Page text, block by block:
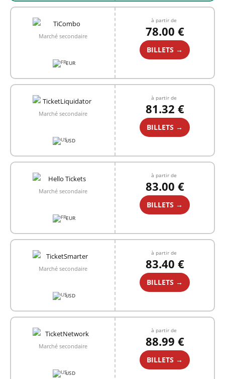
Marché secondaire
EUR
à partir de
78.00 €
BILLETS →
Marché secondaire
USD
à partir de
81.32 €
BILLETS →
Marché secondaire
EUR
à partir de
83.00 €
BILLETS →
Marché secondaire
USD
à partir de
83.40 €
BILLETS →
Marché secondaire
USD
à partir de
88.99 €
BILLETS →